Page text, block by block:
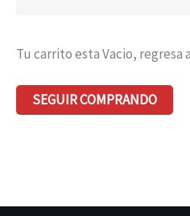
Tu carrito esta Vacio, regresa
SEGUIR COMPRANDO